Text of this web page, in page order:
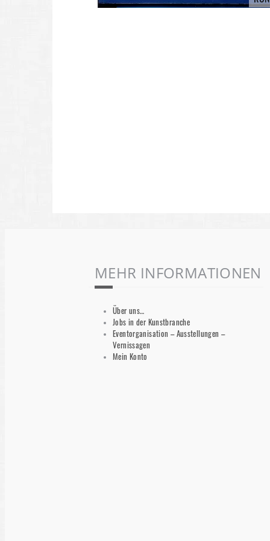
MEHR INFORMATIONEN
Über uns…
Jobs in der Kunstbranche
Eventorganisation – Ausstellungen –
Vernissagen
Mein Konto